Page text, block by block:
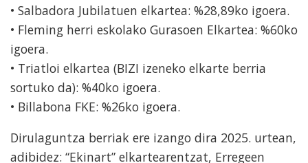
• Salbadora Jubilatuen elkartea: %28,89ko igoera.
• Fleming herri eskolako Gurasoen Elkartea: %60ko
igoera.
• Triatloi elkartea (BIZI izeneko elkarte berria
sortuko da): %40ko igoera.
• Billabona FKE: %26ko igoera.
Dirulaguntza berriak ere izango dira 2025. urtean,
adibidez: “Ekinart” elkartearentzat, Erregeen